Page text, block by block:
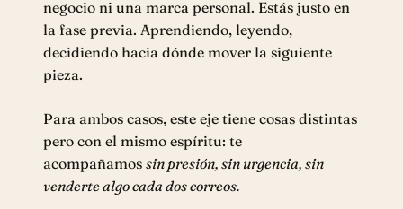
negocio ni una marca personal. Estás justo en
la fase previa. Aprendiendo, leyendo,
decidiendo hacia dónde mover la siguiente
pieza.
Para ambos casos, este eje tiene cosas distintas
pero con el mismo espíritu: te
acompañamos sin presión, sin urgencia, sin
venderte algo cada dos correos.